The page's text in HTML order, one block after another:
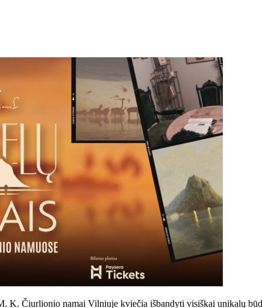
Čiurlionio namai Vilniuje kviečia išbandyti visiškai unikalų